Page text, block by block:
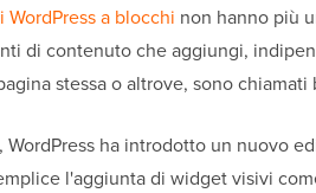
WordPress a blocchi non hanno più
di contenuto che aggiungi,
stessa o altrove, sono chiamati
, WordPress ha introdotto un nuovo
l'aggiunta di widget visivi